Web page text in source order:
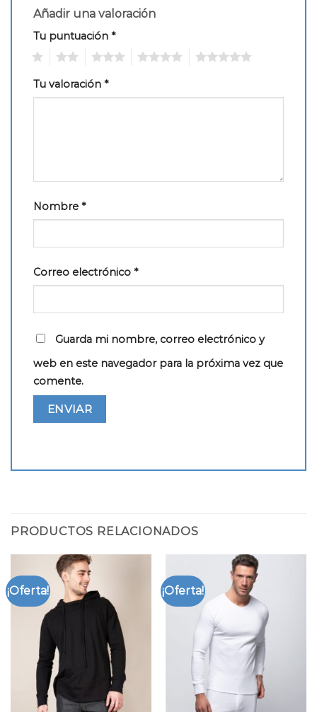
Añadir una valoración
Tu puntuación *
Tu valoración *
Nombre *
Correo electrónico *
Guarda mi nombre, correo electrónico y
web en este navegador para la próxima vez que
comente.
PRODUCTOS RELACIONADOS
¡Oferta! ¡Oferta!